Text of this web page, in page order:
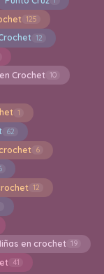
125
12
Crochet 10
1
62
6
12
en crochet 19
41